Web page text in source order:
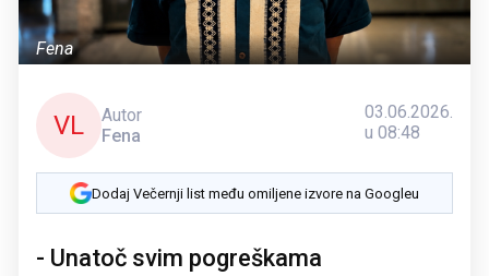
Fena
VL
Autor
Fena
03.06.2026.
u 08:48
Dodaj Večernji list među omiljene izvore na Googleu
- Unatoč svim pogreškama